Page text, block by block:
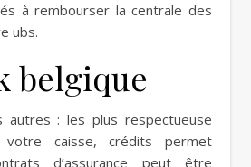
à rembourser la centrale des
ubs.
belgique
autres : les plus respectueuse
caisse, crédits permet
d’assurance peut être